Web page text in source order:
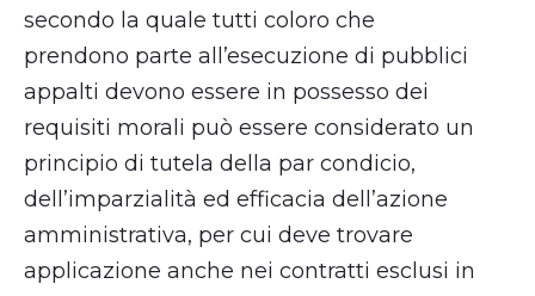
secondo la quale tutti coloro che
prendono parte all’esecuzione di pubblici
appalti devono essere in possesso dei
requisiti morali può essere considerato un
principio di tutela della par condicio,
dell’imparzialità ed efficacia dell’azione
amministrativa, per cui deve trovare
applicazione anche nei contratti esclusi in